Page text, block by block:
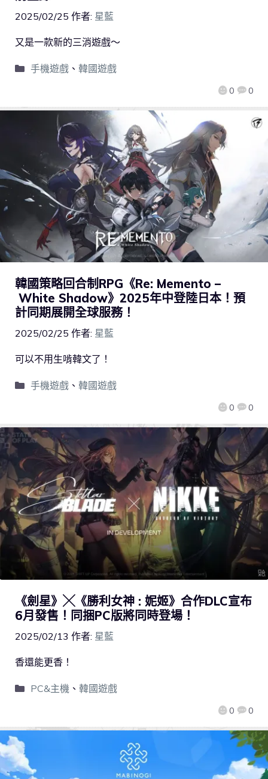
2025/02/25 作者: 星藍
0 0
又是一款新的三消遊戲～
手機遊戲、 韓國遊戲
韓國策略回合制RPG《Re: Memento –
White Shadow》2025年中登陸日本！預
計同期展開全球服務！
2025/02/25 作者: 星藍
0 0
可以不用生啃韓文了！
手機遊戲、 韓國遊戲
《劍星》╳《勝利女神 : 妮姬》合作DLC宣布
6月發售！同捆PC版將同時登場！
2025/02/13 作者: 星藍
0 0
香還能更香！
PC&主機 、 韓國遊戲